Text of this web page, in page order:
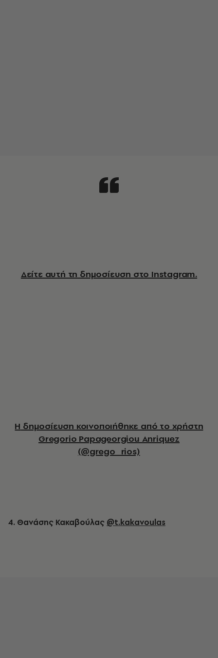
Δείτε αυτή τη δημοσίευση στο Instagram.
Η δημοσίευση κοινοποιήθηκε από το χρήστη
Gregorio Papageorgiou Anriquez
(@grego_rios)
4. Θανάσης Κακαβούλας @t.kakavoulas